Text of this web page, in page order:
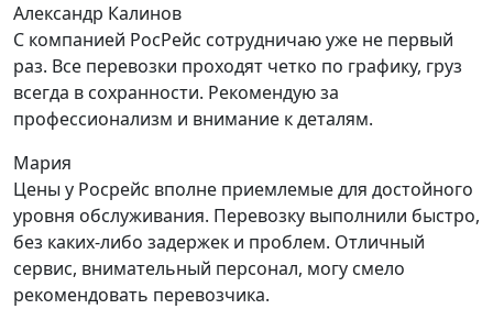
Александр Калинов
С компанией РосРейс сотрудничаю уже не первый
раз. Все перевозки проходят четко по графику, груз
всегда в сохранности. Рекомендую за
профессионализм и внимание к деталям.
Мария
Цены у Росрейс вполне приемлемые для достойного
уровня обслуживания. Перевозку выполнили быстро,
без каких-либо задержек и проблем. Отличный
сервис, внимательный персонал, могу смело
рекомендовать перевозчика.